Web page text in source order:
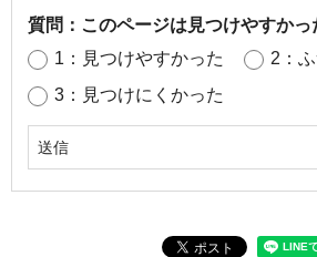
質問：このページは見つけやすかっ
1：見つけやすかった
2：
3：見つけにくかった